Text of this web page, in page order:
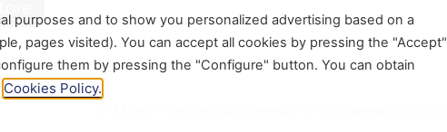
purposes and to show you personalized advertising based on a
pages visited). You can accept all cookies by pressing the "Accept"
them by pressing the "Configure" button. You can obtain
Cookies Policy.